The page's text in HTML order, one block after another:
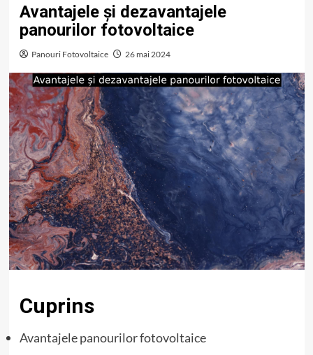
Avantajele și dezavantajele
panourilor fotovoltaice
Panouri Fotovoltaice 26 mai 2024
Cuprins
Avantajele panourilor fotovoltaice